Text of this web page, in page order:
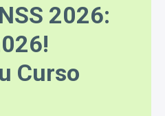
2026:
Curso